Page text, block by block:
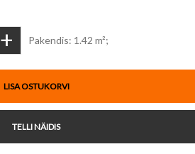
+ Pakendis: 1.42 m²;
LISA OSTUKORVI
TELLI NÄIDIS